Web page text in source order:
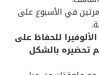
في الأسبوع على
للحفاظ على
تحضيره بالشكل